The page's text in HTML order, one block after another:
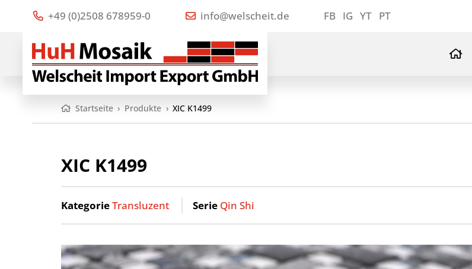
+49 (0)2508 678959-0 info@welscheit.de FB IG YT PT
Startseite › Produkte › XIC K1499
XIC K1499
KategorieTransluzent Serie Qin Shi